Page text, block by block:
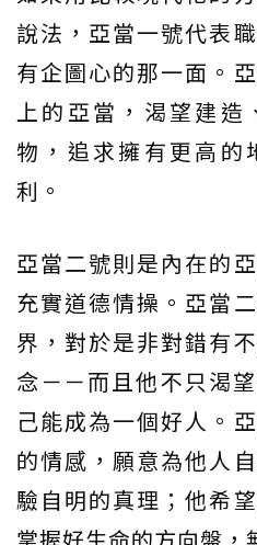
說法，亞當一號代表
有企圖心的那一面。
上的亞當，渴望建造
物，追求擁有更高的
利。
亞當二號則是內在的
充實道德情操。亞當
界，對於是非對錯有
念－－而且他不只渴
己能成為一個好人。
的情感，願意為他人
驗自明的真理；他希